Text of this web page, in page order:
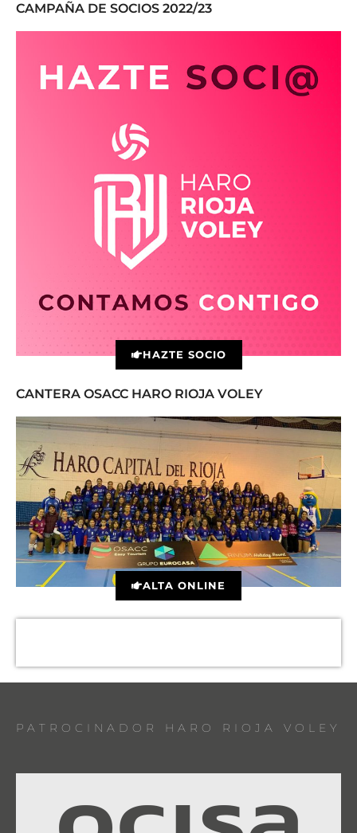
CAMPAÑA DE SOCIOS 2022/23
HAZTE SOCIO
CANTERA OSACC HARO RIOJA VOLEY
ALTA ONLINE
PATROCINADOR HARO RIOJA VOLEY